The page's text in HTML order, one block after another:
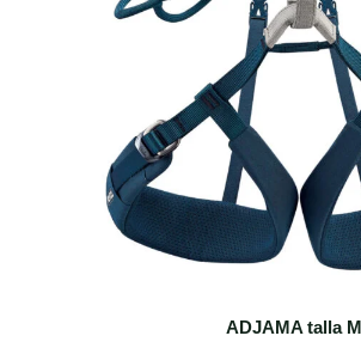
ADJAMA talla M